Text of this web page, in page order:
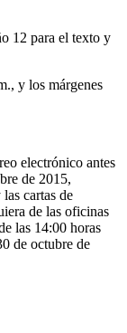
12 para el texto y
y los márgenes
electrónico antes
de 2015,
cartas de
de las oficinas
las 14:00 horas
de octubre de